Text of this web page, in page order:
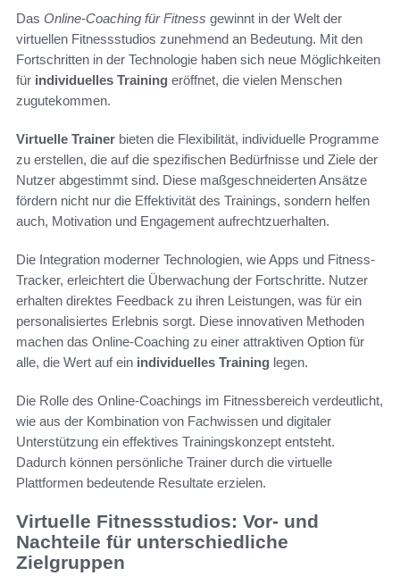
Das Online-Coaching für Fitness gewinnt in der Welt der
virtuellen Fitnessstudios zunehmend an Bedeutung. Mit den
Fortschritten in der Technologie haben sich neue Möglichkeiten
für individuelles Training eröffnet, die vielen Menschen
zugutekommen.
Virtuelle Trainer bieten die Flexibilität, individuelle Programme
zu erstellen, die auf die spezifischen Bedürfnisse und Ziele der
Nutzer abgestimmt sind. Diese maßgeschneiderten Ansätze
fördern nicht nur die Effektivität des Trainings, sondern helfen
auch, Motivation und Engagement aufrechtzuerhalten.
Die Integration moderner Technologien, wie Apps und Fitness-
Tracker, erleichtert die Überwachung der Fortschritte. Nutzer
erhalten direktes Feedback zu ihren Leistungen, was für ein
personalisiertes Erlebnis sorgt. Diese innovativen Methoden
machen das Online-Coaching zu einer attraktiven Option für
alle, die Wert auf ein individuelles Training legen.
Die Rolle des Online-Coachings im Fitnessbereich verdeutlicht,
wie aus der Kombination von Fachwissen und digitaler
Unterstützung ein effektives Trainingskonzept entsteht.
Dadurch können persönliche Trainer durch die virtuelle
Plattformen bedeutende Resultate erzielen.
Virtuelle Fitnessstudios: Vor- und
Nachteile für unterschiedliche
Zielgruppen